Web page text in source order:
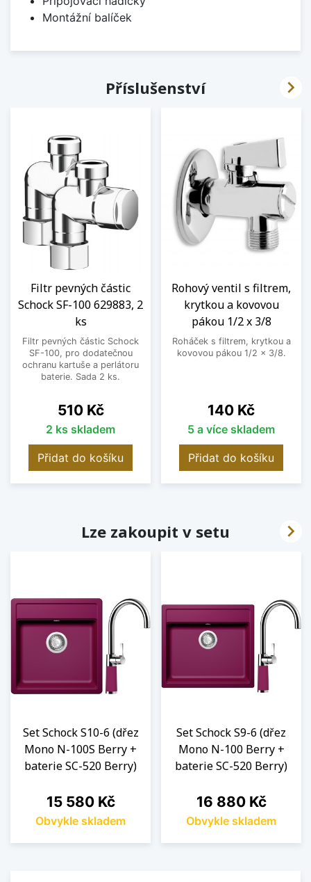
Montážní balíček
Příslušenství
Filtr pevných částic
Schock SF-100 629883, 2
ks
Filtr pevných částic Schock
SF-100, pro dodatečnou
ochranu kartuše a perlátoru
baterie. Sada 2 ks.
Cena
510 Kč
2 ks skladem
Přidat do košíku
Rohový ventil s filtrem,
krytkou a kovovou
pákou 1/2 x 3/8
Roháček s filtrem, krytkou a
kovovou pákou 1/2 x 3/8.
Cena
140 Kč
5 a více skladem
Přidat do košíku

Lze zakoupit v setu
Set Schock S10-6 (dřez
Mono N-100S Berry +
baterie SC-520 Berry)
Cena
15 580 Kč
Obvykle skladem
Set Schock S9-6 (dřez
Mono N-100 Berry +
baterie SC-520 Berry)
Cena
16 880 Kč
Obvykle skladem
